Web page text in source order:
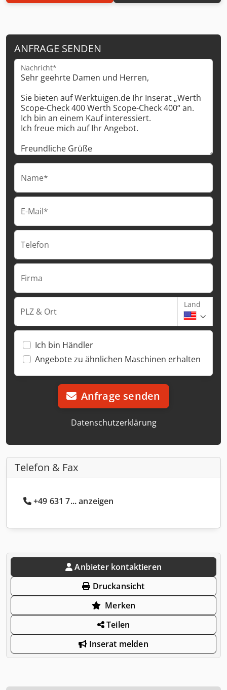
ANFRAGE SENDEN
Nachricht*
Name*
E-Mail*
Telefon
Firma
PLZ & Ort
Land
Ich bin Händler
Angebote zu ähnlichen Maschinen erhalten
Anfrage senden
Datenschutzerklärung
Telefon & Fax
+49 631 7... anzeigen
Anbieter kontaktieren
Druckansicht
Merken
Teilen
Inserat melden